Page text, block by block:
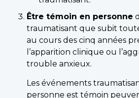
Être témoin en personne
traumatisant que subit
au cours des cinq années
l’apparition clinique ou
trouble anxieux.
Les événements
personne est témoin